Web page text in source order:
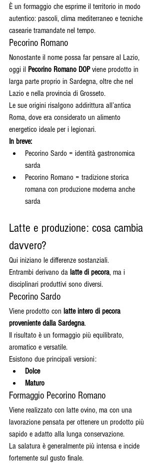
È un formaggio che esprime il territorio in modo
autentico: pascoli, clima mediterraneo e tecniche
casearie tramandate nel tempo.
Pecorino Romano
Nonostante il nome possa far pensare al Lazio,
oggi il Pecorino Romano DOP viene prodotto in
larga parte proprio in Sardegna, oltre che nel
Lazio e nella provincia di Grosseto.
Le sue origini risalgono addirittura all’antica
Roma, dove era considerato un alimento
energetico ideale per i legionari.
In breve:
Pecorino Sardo = identità gastronomica
sarda
Pecorino Romano = tradizione storica
romana con produzione moderna anche
sarda
Latte e produzione: cosa cambia
davvero?
Qui iniziano le differenze sostanziali.
Entrambi derivano da latte di pecora, ma i
disciplinari produttivi sono diversi.
Pecorino Sardo
Viene prodotto con latte intero di pecora
proveniente dalla Sardegna.
Il risultato è un formaggio più equilibrato,
aromatico e versatile.
Esistono due principali versioni:
Dolce
Maturo
Formaggio Pecorino Romano
Viene realizzato con latte ovino, ma con una
lavorazione pensata per ottenere un prodotto più
sapido e adatto alla lunga conservazione.
La salatura è generalmente più intensa e incide
fortemente sul gusto finale.